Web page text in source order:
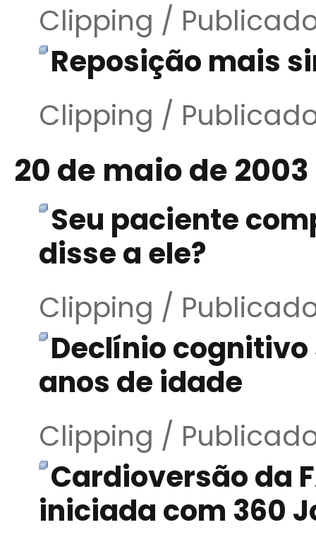
Clipping /
Reposição mais
Clipping /
20 de maio de 2003
Seu paciente
disse a ele?
Clipping /
Declínio
anos de idade
Clipping /
Cardioversão da
iniciada com 360